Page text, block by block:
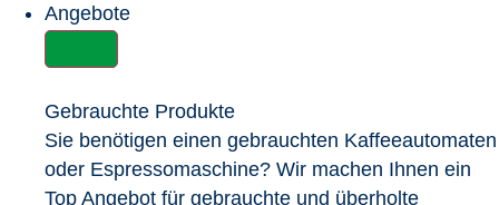
Angebote
Gebrauchte Produkte
Sie benötigen einen gebrauchten Kaffeeautomaten
oder Espressomaschine? Wir machen Ihnen ein
Top Angebot für gebrauchte und überholte